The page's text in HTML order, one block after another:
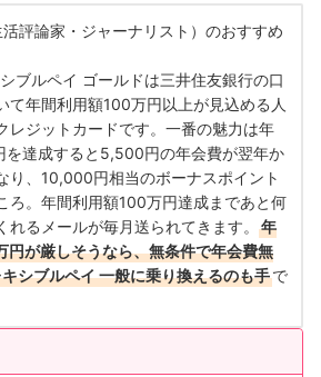
評論家・ジャーナリスト）のおすすめ
シブルペイ ゴールドは三井住友銀行の口
て年間利用額100万円以上が見込める人
レジットカードです。一番の魅力は年
を達成すると5,500円の年会費が翌年か
り、10,000円相当のボーナスポイント
ろ。年間利用額100万円達成まであと何
れるメールが毎月送られてきます。
年
円が厳しそうなら、無条件で年会費無
シブルペイ 一般に乗り換えるのも手で